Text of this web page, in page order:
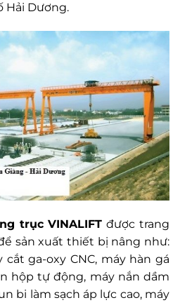
Hải Dương.
trục VINALIFTđược trang
sản xuất thiết bị nâng như:
ga-oxy CNC, máy hàn gá
hộp tự động, máy nắn dầm
bi làm sạch áp lực cao, máy